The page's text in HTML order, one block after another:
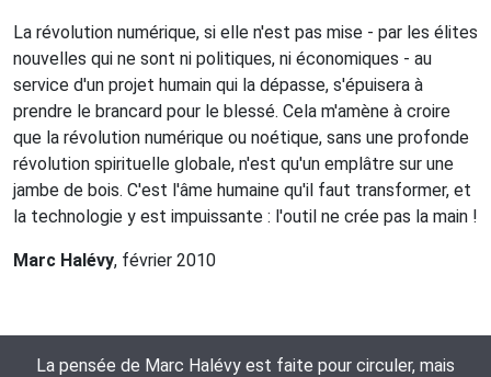
La révolution numérique, si elle n'est pas mise - par les élites
nouvelles qui ne sont ni politiques, ni économiques - au
service d'un projet humain qui la dépasse, s'épuisera à
prendre le brancard pour le blessé. Cela m'amène à croire
que la révolution numérique ou noétique, sans une profonde
révolution spirituelle globale, n'est qu'un emplâtre sur une
jambe de bois. C'est l'âme humaine qu'il faut transformer, et
la technologie y est impuissante : l'outil ne crée pas la main !
Marc Halévy, février 2010
La pensée de Marc Halévy est faite pour circuler, mais